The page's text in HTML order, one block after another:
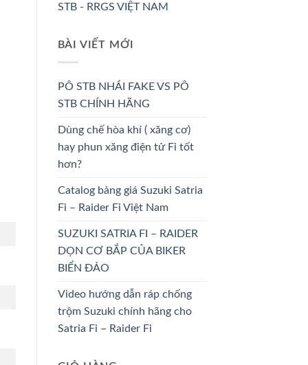
STB - RRGS VIỆT NAM
BÀI VIẾT MỚI
PÔ STB NHÁI FAKE VS PÔ
STB CHÍNH HÃNG
Dùng chế hòa khí ( xăng cơ)
hay phun xăng điện tử Fi tốt
hơn?
Catalog bảng giá Suzuki Satria
Fi – Raider Fi Việt Nam
SUZUKI SATRIA FI – RAIDER
DỌN CƠ BẮP CỦA BIKER
BIỂN ĐẢO
Video hướng dẫn ráp chống
trộm Suzuki chính hãng cho
Satria Fi – Raider Fi